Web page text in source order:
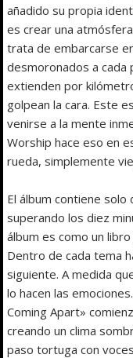
añadido su propia
es crear una
trata de embarcarse
desmoronados a
extienden por
golpean la cara. Este
venirse a la mente
Worship hace eso en
rueda, simplemente
El álbum contiene
superando los diez
álbum es como un
Dentro de cada tema
siguiente. A medida
lo hacen las
Coming Apart»
creando un clima
paso tortuga con